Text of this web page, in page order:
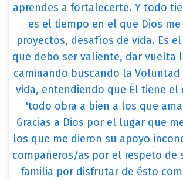
aprendes a fortalecerte. Y todo
es el tiempo en el que Dios
proyectos, desafíos de vida. Es
que debo ser valiente, dar vuelta
caminando buscando la Voluntad
vida, entendiendo que Él tiene el
'todo obra a bien a los que
Gracias a Dios por el lugar que
los que me dieron su apoyo
compañeros/as por el respeto de
familia por disfrutar de ésto